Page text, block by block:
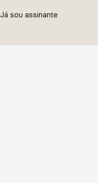
Já sou assinante